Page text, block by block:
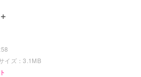
イズ：3.1MB